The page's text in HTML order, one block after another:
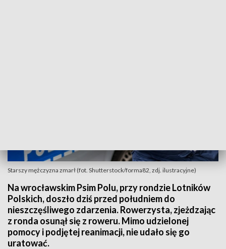
Starszy mężczyzna zmarł (fot. Shutterstock/forma82, zdj. ilustracyjne)
Na wrocławskim Psim Polu, przy rondzie Lotników
Polskich, doszło dziś przed południem do
nieszczęśliwego zdarzenia. Rowerzysta, zjeżdzając
z ronda osunął się z roweru. Mimo udzielonej
pomocy i podjętej reanimacji, nie udało się go
uratować.